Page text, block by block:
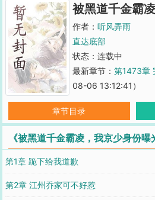
被黑道千金霸
作者： 听风弄雨
直达底部
状态：连载中
最新章节： 第1473章
08-06 13:12:41）
章节目录
《被黑道千金霸凌，我京少身份
第1章 跪下给我道歉
第2章 江州乔家可不好惹